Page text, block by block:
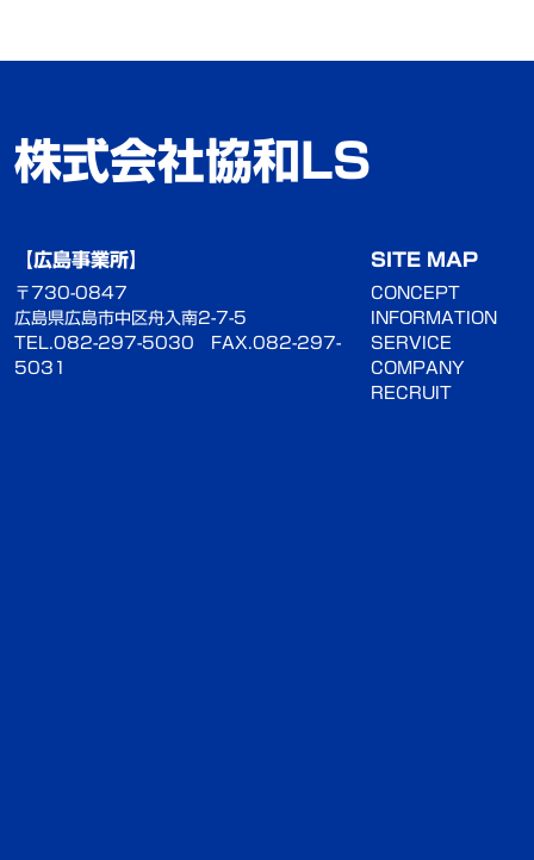
株式会社協和LS
【広島事業所】
〒730-0847
広島県広島市中区舟入南2-7-5
TEL.082-297-5030
FAX.082-297-
5031
SITE MAP
CONCEPT
INFORMATION
SERVICE
COMPANY
RECRUIT